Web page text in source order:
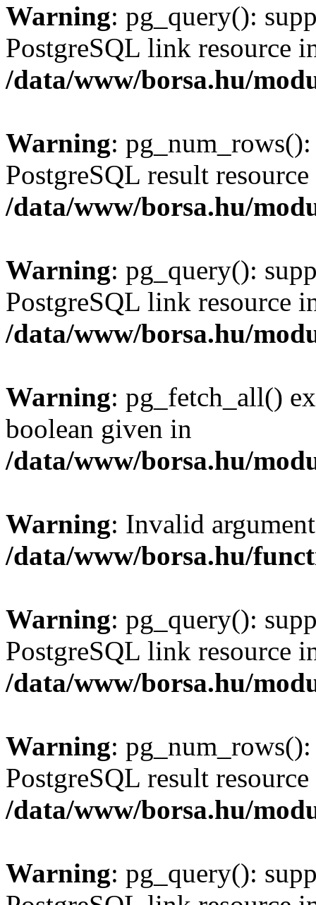
Warning: pg_query():
PostgreSQL link resource
/data/www/borsa.hu/
Warning:
PostgreSQL result
/data/www/borsa.hu/
Warning: pg_query():
PostgreSQL link resource
/data/www/borsa.hu/
Warning: pg_fetch_all()
boolean given in
/data/www/borsa.hu/
Warning: Invalid
/data/www/borsa.hu/
Warning: pg_query():
PostgreSQL link resource
/data/www/borsa.hu/
Warning:
PostgreSQL result
/data/www/borsa.hu/
Warning: pg_query():